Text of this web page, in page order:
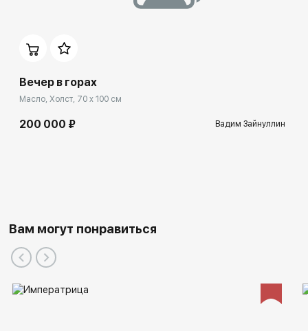
Вечер в горах
Масло, Холст, 70 x 100 см
200 000 ₽ Вадим Зайнуллин
Вам могут понравиться